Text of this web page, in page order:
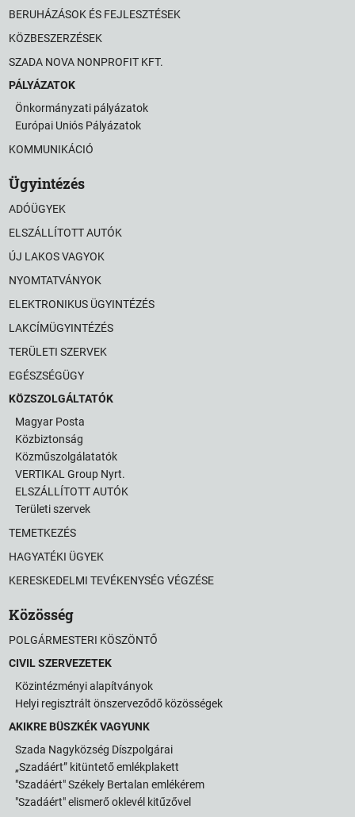
BERUHÁZÁSOK ÉS FEJLESZTÉSEK
KÖZBESZERZÉSEK
SZADA NOVA NONPROFIT KFT.
PÁLYÁZATOK
Önkormányzati pályázatok
Európai Uniós Pályázatok
KOMMUNIKÁCIÓ
Ügyintézés
ADÓÜGYEK
ELSZÁLLÍTOTT AUTÓK
ÚJ LAKOS VAGYOK
NYOMTATVÁNYOK
ELEKTRONIKUS ÜGYINTÉZÉS
LAKCÍMÜGYINTÉZÉS
TERÜLETI SZERVEK
EGÉSZSÉGÜGY
KÖZSZOLGÁLTATÓK
Magyar Posta
Közbiztonság
Közműszolgálatatók
VERTIKAL Group Nyrt.
ELSZÁLLÍTOTT AUTÓK
Területi szervek
TEMETKEZÉS
HAGYATÉKI ÜGYEK
KERESKEDELMI TEVÉKENYSÉG VÉGZÉSE
Közösség
POLGÁRMESTERI KÖSZÖNTŐ
CIVIL SZERVEZETEK
Közintézményi alapítványok
Helyi regisztrált önszerveződő közösségek
AKIKRE BÜSZKÉK VAGYUNK
Szada Nagyközség Díszpolgárai
„Szadáért” kitüntető emlékplakett
"Szadáért" Székely Bertalan emlékérem
"Szadáért" elismerő oklevél kitűzővel